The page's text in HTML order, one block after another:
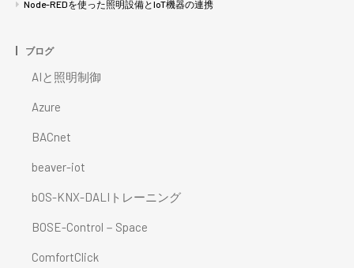
Node-REDを使った照明設備とIoT機器の連携
ブログ
AIと照明制御
Azure
BACnet
beaver-iot
bOS-KNX-DALIトレーニング
BOSE-Control－Space
ComfortClick